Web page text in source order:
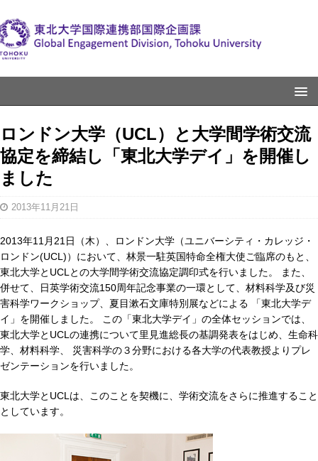
ロンドン大学（UCL）と大学間学術交流
協定を締結し「東北大学デイ」を開催し
ました
2013年11月21日
2013年11月21日（木）、ロンドン大学（ユニバーシティ・カレッジ・
ロンドン(UCL)）において、林景一駐英国特命全権大使ご臨席のもと、
東北大学とUCLとの大学間学術交流協定調印式を行いました。 また、
併せて、日英学術交流150周年記念事業の一環として、材料科学及び災
害科学ワークショップ、夏目漱石文庫特別展などによる 「東北大学デ
イ」を開催しました。 この「東北大学デイ」の全体セッションでは、
東北大学とUCLの連携について里見進総長の基調発表をはじめ、生命科
学、材料科学、 災害科学の３分野における各大学の代表教授よりプレ
ゼンテーションを行いました。
東北大学とUCLは、このことを契機に、学術交流をさらに推進すること
としています。